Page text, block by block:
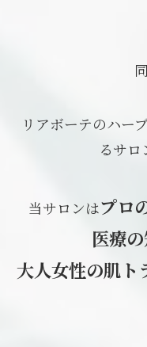
リアボーテのハー
るサ
当サロンはプロ
医療
大人女性の肌ト